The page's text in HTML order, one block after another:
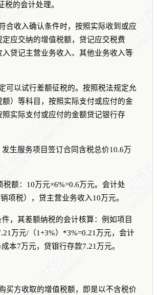
的会计处理。
合收入确认条件时，按照实际收到或应
应交纳的增值税额，贷记应交税费
贷记主营业务收入、其他业务收入等
可以试行差额征税的。按照税法规定允
）等科目，按照实际支付或应付的金
实际支付或应付的金额贷记银行存
生服务项目签订合同含税总价10.6 万
额： 10 万元×6%=0.6 万元。会计处
项税），贷主营业务收入10 万元。
，其差额纳税的会计核算：例如项目
万元/ （1+3%） *3%=0.21 万元，会计
本7 万元，贷银行存款7.21 万元。
买方收取的增值税额，即是以不含税价